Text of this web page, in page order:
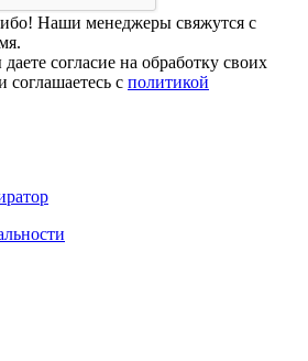
Наши менеджеры свяжутся с
согласие на обработку своих
с политикой